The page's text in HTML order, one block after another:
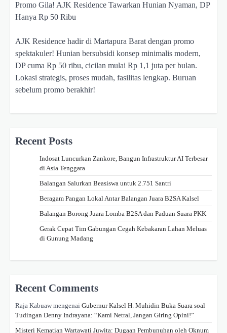
Promo Gila! AJK Residence Tawarkan Hunian Nyaman, DP
Hanya Rp 50 Ribu
AJK Residence hadir di Martapura Barat dengan promo
spektakuler! Hunian bersubsidi konsep minimalis modern,
DP cuma Rp 50 ribu, cicilan mulai Rp 1,1 juta per bulan.
Lokasi strategis, proses mudah, fasilitas lengkap. Buruan
sebelum promo berakhir!
Recent Posts
Indosat Luncurkan Zankore, Bangun Infrastruktur AI Terbesar
di Asia Tenggara
Balangan Salurkan Beasiswa untuk 2.751 Santri
Beragam Pangan Lokal Antar Balangan Juara B2SA Kalsel
Balangan Borong Juara Lomba B2SA dan Paduan Suara PKK
Gerak Cepat Tim Gabungan Cegah Kebakaran Lahan Meluas
di Gunung Madang
Recent Comments
Raja Kabuaw mengenai Gubernur Kalsel H. Muhidin Buka Suara soal
Tudingan Denny Indrayana: “Kami Netral, Jangan Giring Opini!”
Misteri Kematian Wartawati Juwita: Dugaan Pembunuhan oleh Oknum